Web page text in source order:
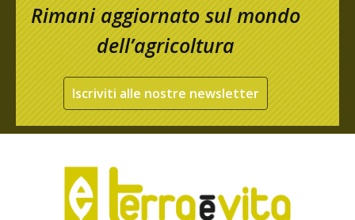
Rimani aggiornato sul mondo
dell’agricoltura
Iscriviti alle nostre newsletter